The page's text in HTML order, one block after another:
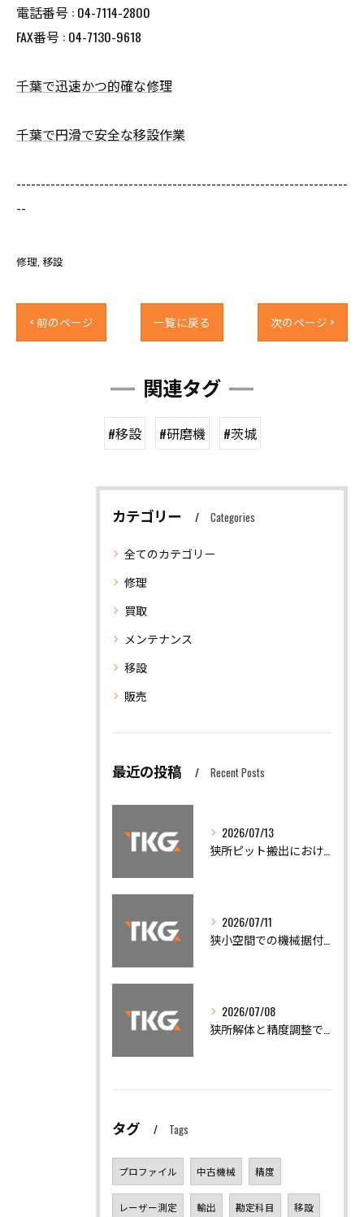
電話番号 : 04-7114-2800
FAX番号 : 04-7130-9618
千葉で迅速かつ的確な修理
千葉で円滑で安全な移設作業
--------------------------------------------------------------------
--
修理 移設
< 前のページ 一覧に戻る 次のページ >
関連タグ
#移設 #研磨機 #茨城
カテゴリー Categories
全てのカテゴリー
修理
買取
メンテナンス
移設
販売
最近の投稿 Recent Posts
2026/07/13
2026/07/11
2026/07/08
タグ Tags
プロファイル 中古機械 精度
レーザー測定 輸出 勘定科目 移設